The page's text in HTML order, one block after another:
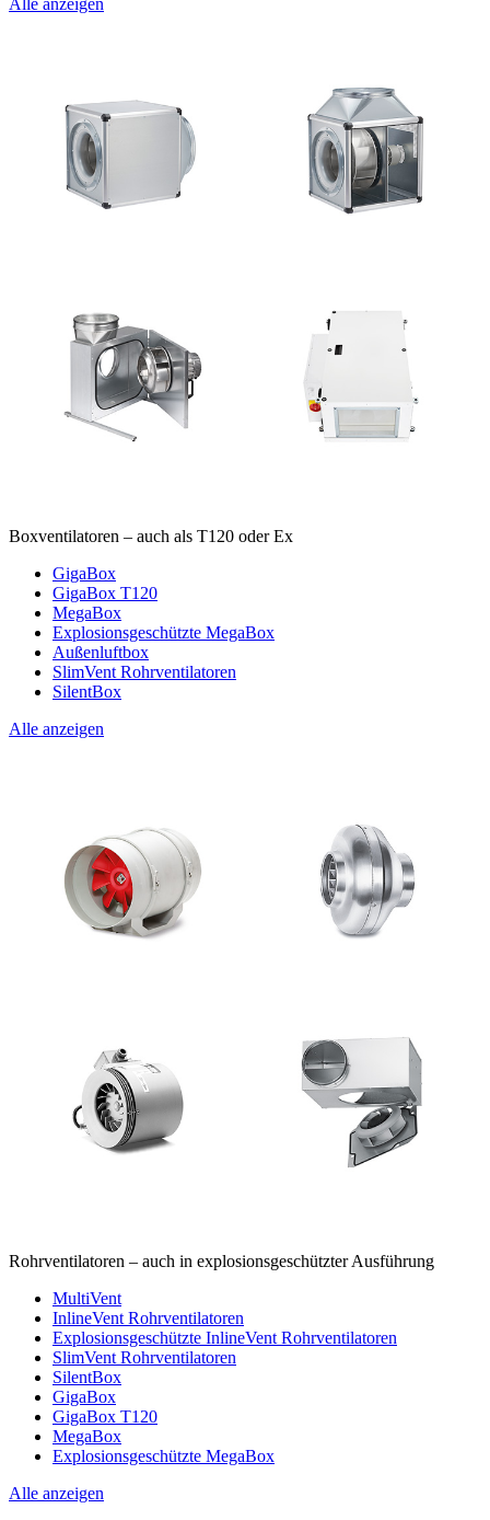
Alle anzeigen
Boxventilatoren – auch als T120 oder Ex
GigaBox
GigaBox T120
MegaBox
Explosionsgeschützte MegaBox
Außenluftbox
SlimVent Rohrventilatoren
SilentBox
Alle anzeigen
Rohrventilatoren – auch in explosionsgeschützter Ausführung
MultiVent
InlineVent Rohrventilatoren
Explosionsgeschützte InlineVent Rohrventilatoren
SlimVent Rohrventilatoren
SilentBox
GigaBox
GigaBox T120
MegaBox
Explosionsgeschützte MegaBox
Alle anzeigen